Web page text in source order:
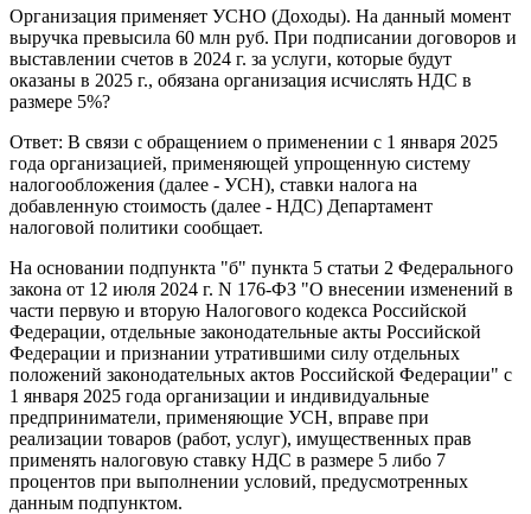
Организация применяет УСНО (Доходы). На данный момент
выручка превысила 60 млн руб. При подписании договоров и
выставлении счетов в 2024 г. за услуги, которые будут
оказаны в 2025 г., обязана организация исчислять НДС в
размере 5%?
Ответ: В связи с обращением о применении с 1 января 2025
года организацией, применяющей упрощенную систему
налогообложения (далее - УСН), ставки налога на
добавленную стоимость (далее - НДС) Департамент
налоговой политики сообщает.
На основании подпункта "б" пункта 5 статьи 2 Федерального
закона от 12 июля 2024 г. N 176-ФЗ "О внесении изменений в
части первую и вторую Налогового кодекса Российской
Федерации, отдельные законодательные акты Российской
Федерации и признании утратившими силу отдельных
положений законодательных актов Российской Федерации" с
1 января 2025 года организации и индивидуальные
предприниматели, применяющие УСН, вправе при
реализации товаров (работ, услуг), имущественных прав
применять налоговую ставку НДС в размере 5 либо 7
процентов при выполнении условий, предусмотренных
данным подпунктом.